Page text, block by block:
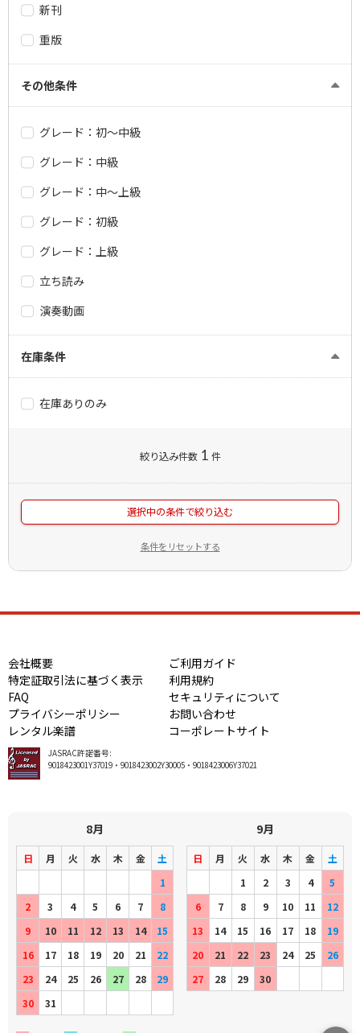
新刊
重版
その他条件
グレード：初～中級
グレード：中級
グレード：中～上級
グレード：初級
グレード：上級
立ち読み
演奏動画
在庫条件
在庫ありのみ
絞り込み件数 1 件
選択中の条件で絞り込む
条件をリセットする
会社概要
ご利用ガイド
特定証取引法に基づく表示
利用規約
FAQ
セキュリティについて
プライバシーポリシー
お問い合わせ
レンタル楽譜
コーポレートサイト
JASRAC許諾番号:
9018423001Y37019・9018423002Y30005・9018423006Y37021
8月
日 月 火 水 木 金
土
1
2
3 4 5 6 7
8
9
10 11 12 13 14
15
16
17 18 19 20 21
22
23
24 25 26 27 28
29
30
31
9月
日 月 火 水 木 金
土
1
2 3 4
5
6
7 8 9 10 11
12
13
14 15 16 17 18
19
20
21 22 23 24 25
26
27
28 29 30